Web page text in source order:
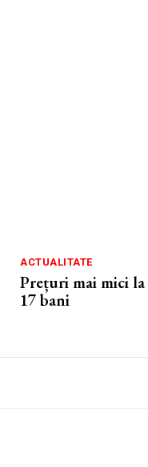
ACTUALITATE
Prețuri mai mici
17 bani